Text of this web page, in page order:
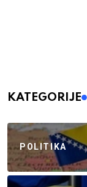
KATEGORIJE
POLITIKA